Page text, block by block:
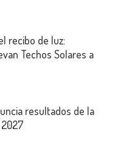
recibo de luz:
Techos Solares a
resultados de la